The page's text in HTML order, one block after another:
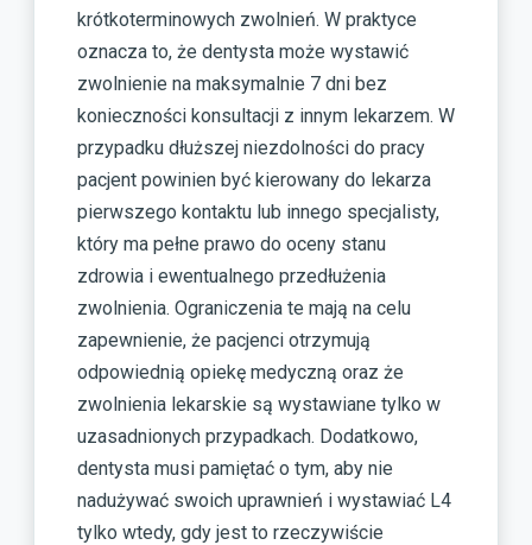
krótkoterminowych zwolnień. W praktyce
oznacza to, że dentysta może wystawić
zwolnienie na maksymalnie 7 dni bez
konieczności konsultacji z innym lekarzem. W
przypadku dłuższej niezdolności do pracy
pacjent powinien być kierowany do lekarza
pierwszego kontaktu lub innego specjalisty,
który ma pełne prawo do oceny stanu
zdrowia i ewentualnego przedłużenia
zwolnienia. Ograniczenia te mają na celu
zapewnienie, że pacjenci otrzymują
odpowiednią opiekę medyczną oraz że
zwolnienia lekarskie są wystawiane tylko w
uzasadnionych przypadkach. Dodatkowo,
dentysta musi pamiętać o tym, aby nie
nadużywać swoich uprawnień i wystawiać L4
tylko wtedy, gdy jest to rzeczywiście